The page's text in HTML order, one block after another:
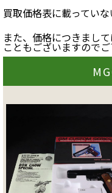
買取価格表に載っていな
また、価格につきまし
こともございますので